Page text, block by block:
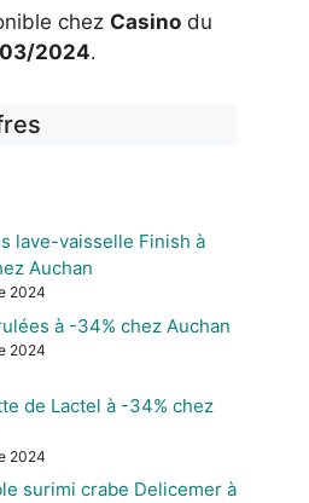
chez Casino du
2024.
lave-vaisselle Finish à
Auchan
2024
à -34% chez Auchan
2024
de Lactel à -34% chez
2024
surimi crabe Delicemer à